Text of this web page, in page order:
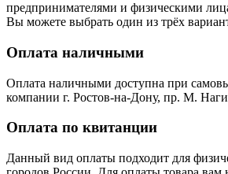
предпринимателями и физическими
Вы можете выбрать один из трёх
Оплата наличными
Оплата наличными доступна при
компании г. Ростов-на-Дону, пр. М.
Оплата по квитанции
Данный вид оплаты подходит для